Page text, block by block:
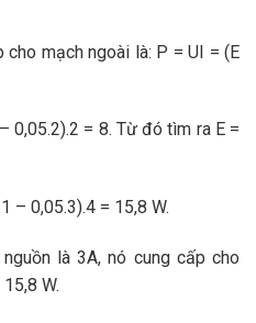
mạch ngoài là: P = UI = (E
0,05.2).2 = 8. Từ đó tìm ra E =
– 0,05.3).4 = 15,8 W.
là 3A, nó cung cấp cho
W.